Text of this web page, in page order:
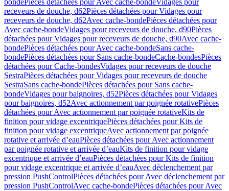
bondePièces détachées pour Avec cache-bondeVidages pour
receveurs de douche, d62Pièces détachées pour Vidages pour
receveurs de douche, d62Avec cache-bondePièces détachées pour
Avec cache-bondeVidages pour receveurs de douche, d90Pièces
détachées pour Vidages pour receveurs de douche, d90Avec cache-
bondePièces détachées pour Avec cache-bondeSans cache-
bondePièces détachées pour Sans cache-bondeCache-bondesPièces
détachées pour Cache-bondesVidages pour receveurs de douche
SestraPièces détachées pour Vidages pour receveurs de douche
SestraSans cache-bondePièces détachées pour Sans cache-
bondeVidages pour baignoires, d52Pièces détachées pour Vidages
pour baignoires, d52Avec actionnement par poignée rotativePièces
détachées pour Avec actionnement par poignée rotativeKits de
finition pour vidage excentriquePièces détachées pour Kits de
finition pour vidage excentriqueAvec actionnement par poignée
rotative et arrivée d’eauPièces détachées pour Avec actionnement
par poignée rotative et arrivée d’eauKits de finition pour vidage
excentrique et arrivée d’eauPièces détachées pour Kits de finition
pour vidage excentrique et arrivée d’eauAvec déclenchement par
pression PushControlPièces détachées pour Avec déclenchement par
pression PushControlAvec cache-bondePièces détachées pour Avec